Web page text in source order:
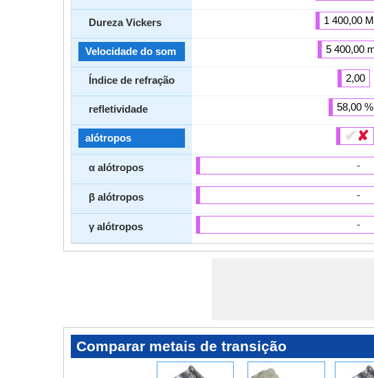
Dureza Vickers
Velocidade do som
Índice de refração
refletividade
alótropos
α alótropos
β alótropos
γ alótropos
1 400,00
5 400,00
2,00
58,00 %
✔✘
-
-
-
Comparar metais de transição